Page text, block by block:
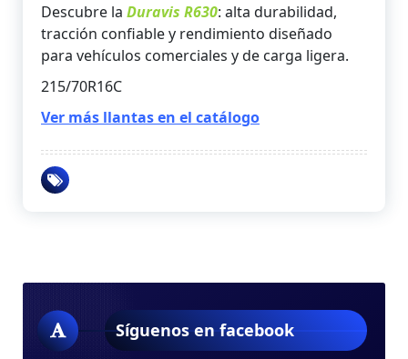
Descubre la Duravis R630: alta durabilidad,
tracción confiable y rendimiento diseñado
para vehículos comerciales y de carga ligera.
215/70R16C
Ver más llantas en el catálogo
Síguenos en facebook